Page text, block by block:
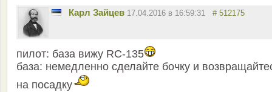
Карл Зайцев 17.04.2016 в 16:59:31 # 512175
пилот: база вижу RC-135
база: немедленно сделайте бочку и
на посадку